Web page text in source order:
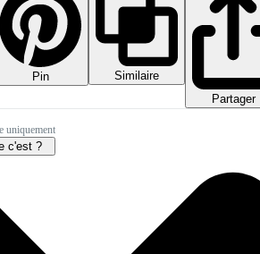
Pin
Similaire
Partager
uniquement
c'est ?